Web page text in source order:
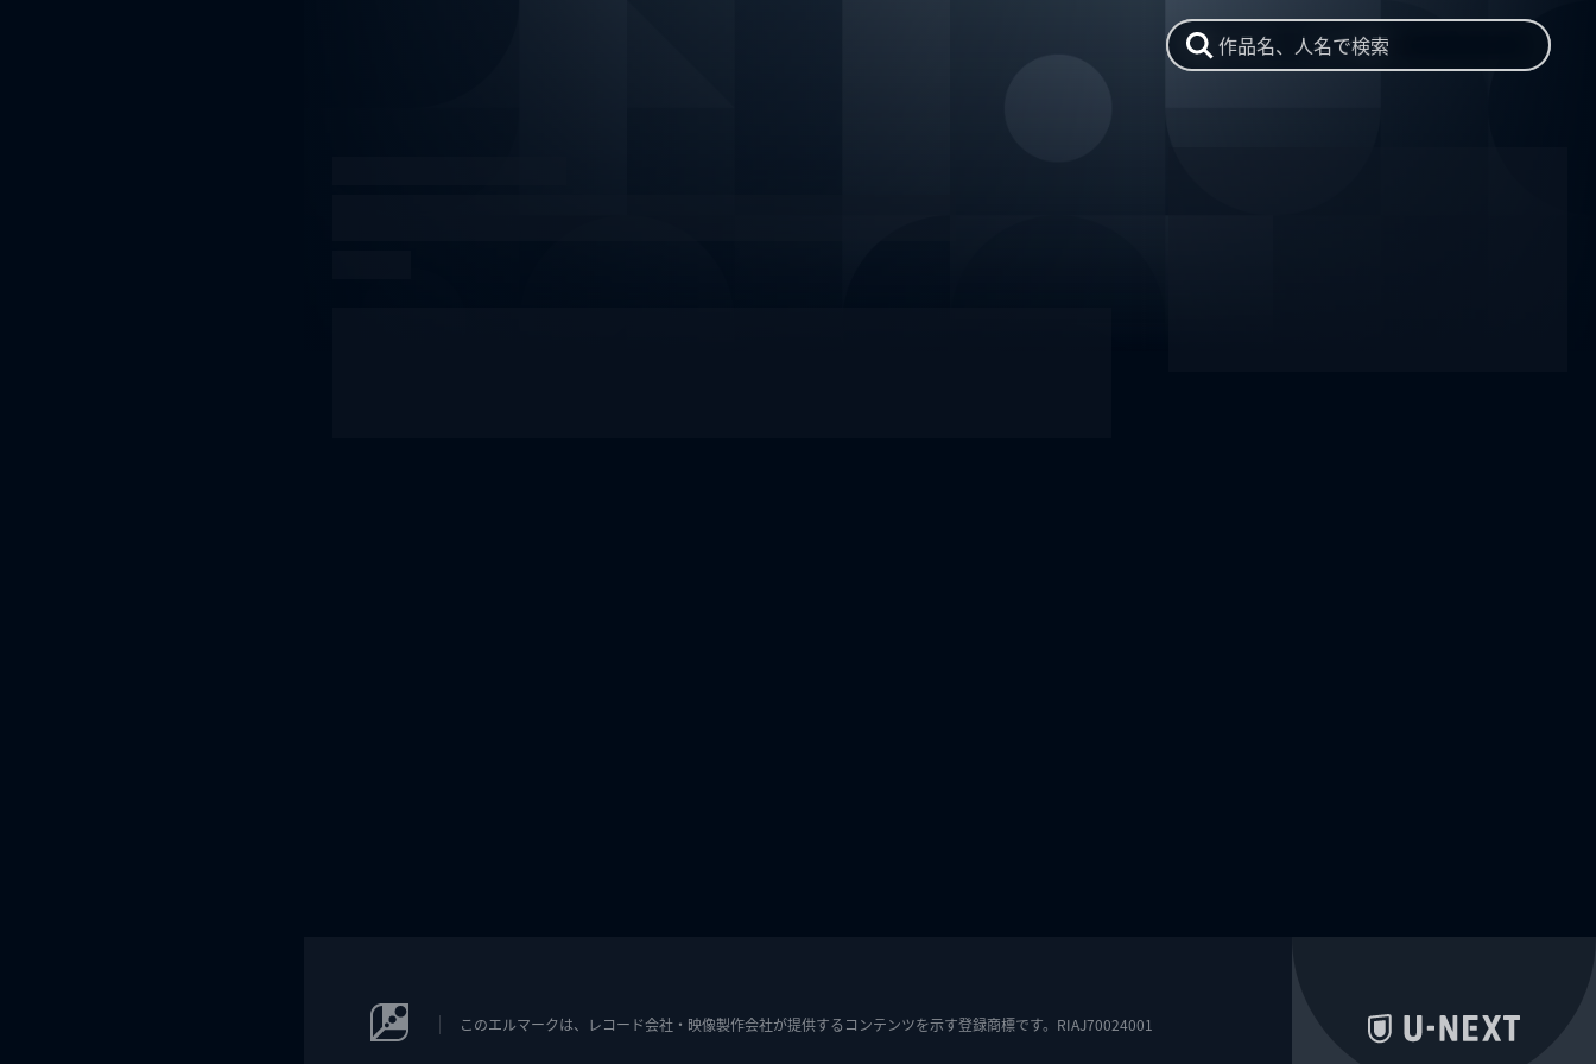
作品名、人名で検索
このエルマークは、レコード会社・映像製作会社が提供するコンテンツを示す登録商標です。RIAJ70024001